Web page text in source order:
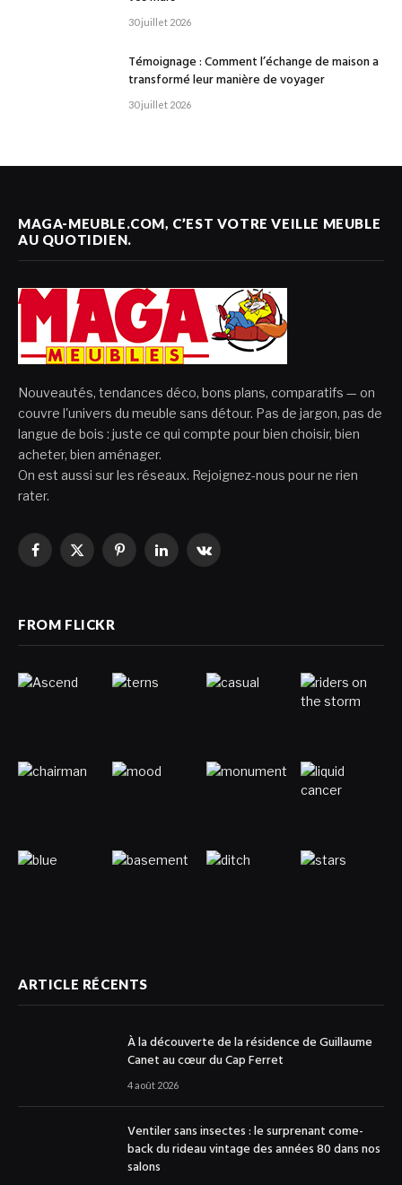
30 juillet 2026
Témoignage : Comment l’échange de maison a
transformé leur manière de voyager
30 juillet 2026
MAGA-MEUBLE.COM, C’EST VOTRE VEILLE MEUBLE
AU QUOTIDIEN.
Nouveautés, tendances déco, bons plans, comparatifs — on
couvre l'univers du meuble sans détour. Pas de jargon, pas de
langue de bois : juste ce qui compte pour bien choisir, bien
acheter, bien aménager.
On est aussi sur les réseaux. Rejoignez-nous pour ne rien
rater.
Facebook
X
PinterestLinkedInVKontakte
FROM FLICKR
ARTICLE RÉCENTS
À la découverte de la résidence de Guillaume
Canet au cœur du Cap Ferret
4 août 2026
Ventiler sans insectes : le surprenant come-
back du rideau vintage des années 80 dans nos
salons